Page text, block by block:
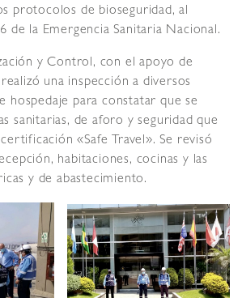
protocolos de bioseguridad, al
de la Emergencia Sanitaria Nacional.
y Control, con el apoyo de
una inspección a diversos
hospedaje para constatar que se
sanitarias, de aforo y seguridad que
«Safe Travel». Se revisó
habitaciones, cocinas y las
y de abastecimiento.